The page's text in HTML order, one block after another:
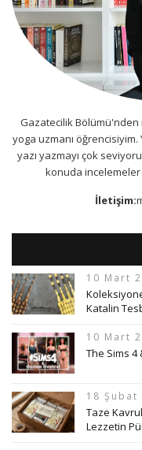
Gazatecilik Bölümü'nden
yoga uzmanı
yazı yazmayı çok
konuda incelemeler
İletişim:
10 Mart
Katalin
10 Mart
The Sims 4
18 Şubat
Taze
Lezzetin